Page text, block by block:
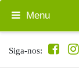
Siga-nos:
Menu